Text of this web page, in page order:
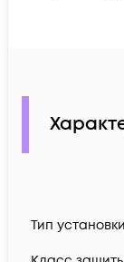
Тип установки